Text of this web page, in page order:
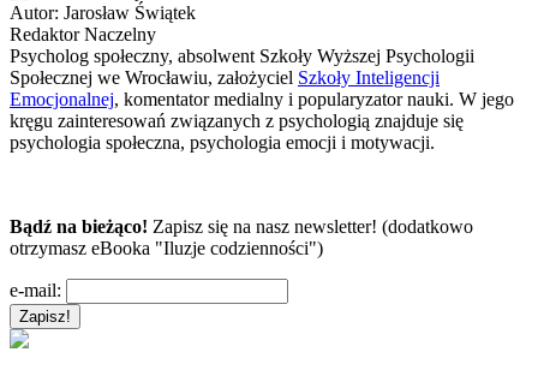
Autor: Jarosław Świątek
Redaktor Naczelny
Psycholog społeczny, absolwent Szkoły Wyższej Psychologii
Społecznej we Wrocławiu, założyciel Szkoły Inteligencji
Emocjonalnej, komentator medialny i popularyzator nauki. W jego
kręgu zainteresowań związanych z psychologią znajduje się
psychologia społeczna, psychologia emocji i motywacji.
Bądź na bieżąco! Zapisz się na nasz newsletter! (dodatkowo
otrzymasz eBooka "Iluzje codzienności")
e-mail: